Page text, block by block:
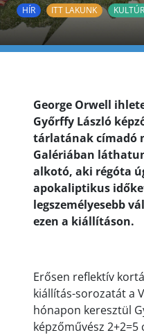
HÍR ITT LAKUNK
George Orwell
Győrffy László
tárlatának címadó
Galériában
alkotó, aki régóta
apokaliptikus
legszemélyesebb
ezen a kiállításon.
Erősen reflektív
kiállítás-sorozatát a
hónapon keresztül
képzőművész